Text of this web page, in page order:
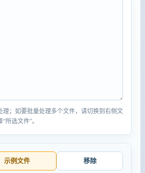
理；如要批量处理多个文件，请切换到右侧文
所选文件”。
示例文件 移除